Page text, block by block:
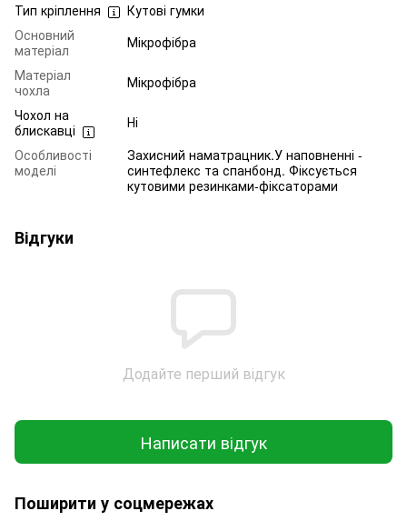
Тип кріплення
Кутові гумки
Основний
матеріал
Мікрофібра
Матеріал
чохла
Мікрофібра
Чохол на
блискавці
Ні
Особливості
моделі
Захисний наматрацник.У наповненні -
синтефлекс та спанбонд. Фіксується
кутовими резинками-фіксаторами
Відгуки
Додайте перший відгук
Написати відгук
Поширити у соцмережах